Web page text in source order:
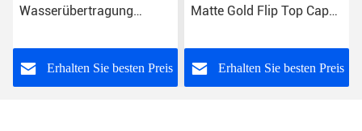
Wasserübertragung
Seife Disc Top Cap
Erhalten Sie besten Preis
Matte Gold Flip Top Cap
Shampoo Seife Flasche
Erhalten Sie besten Preis